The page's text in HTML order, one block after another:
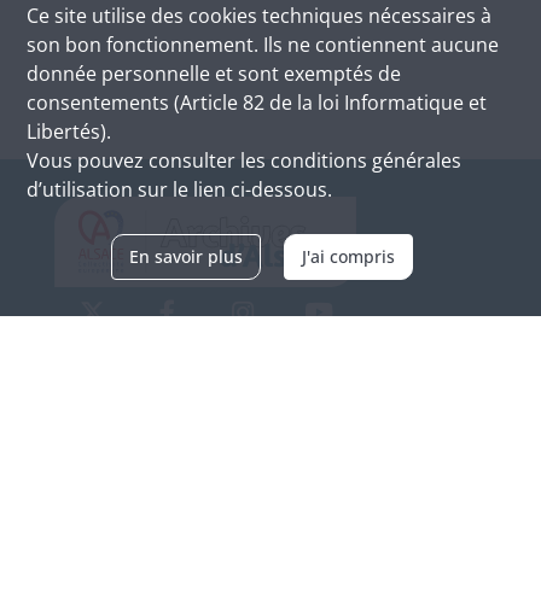
Ce site utilise des cookies techniques nécessaires à
son bon fonctionnement. Ils ne contiennent aucune
donnée personnelle et sont exemptés de
consentements (Article 82 de la loi Informatique et
Libertés).
Vous pouvez consulter les conditions générales
d’utilisation sur le lien ci-dessous.
En savoir plus J'ai compris